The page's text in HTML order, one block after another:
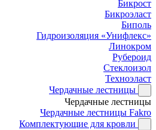
Бикрост
Бикроэласт
Биполь
Гидроизоляция «Унифлекс»
Линокром
Рубероид
Стеклоизол
Техноэласт
Чердачные лестницы
Чердачные лестницы
Чердачные лестницы Fakro
Комплектующие для кровли